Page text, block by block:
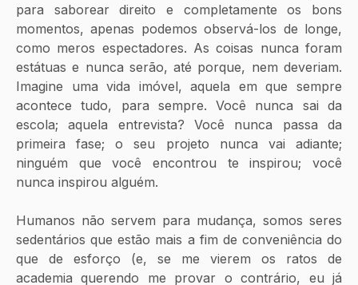
para saborear direito e completamente os bons
momentos, apenas podemos observá-los de longe,
como meros espectadores. As coisas nunca foram
estátuas e nunca serão, até porque, nem deveriam.
Imagine uma vida imóvel, aquela em que sempre
acontece tudo, para sempre. Você nunca sai da
escola; aquela entrevista? Você nunca passa da
primeira fase; o seu projeto nunca vai adiante;
ninguém que você encontrou te inspirou; você
nunca inspirou alguém.
Humanos não servem para mudança, somos seres
sedentários que estão mais a fim de conveniência do
que de esforço (e, se me vierem os ratos de
academia querendo me provar o contrário, eu já